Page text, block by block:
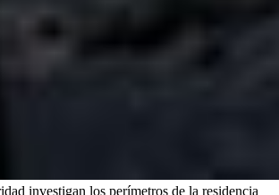
investigan los perímetros de la residencia